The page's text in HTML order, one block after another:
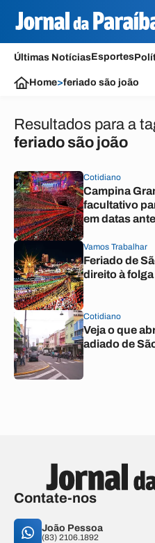
Últimas NotíciasEsportes
Home>feriado são joão
Resultados para a
feriado são joão
Cotidiano
Campina
facultativo
em datas
Vamos Trabalhar
Feriado de
direito à folga
Cotidiano
Veja o que
adiado de
Contate-nos
João Pessoa
(83) 2106.1892